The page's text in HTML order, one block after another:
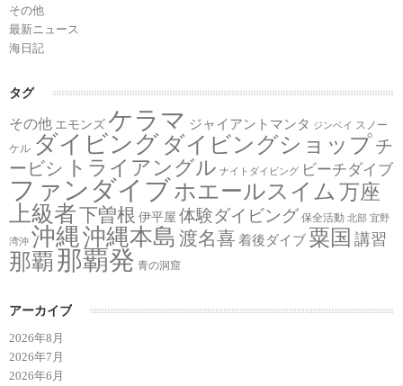
その他
最新ニュース
海日記
タグ
その他 エモンズ ケラマ ジャイアントマンタ ジンベイ スノー
ケル ダイビング ダイビングショップチ
ービシ トライアングル ナイトダイビング ビーチダイブ
ファンダイブホエールスイム 万座
上級者下曽根 伊平屋 体験ダイビング 保全活動 北部 宜野
湾沖 沖縄沖縄本島 渡名喜 着後ダイブ 粟国 講習
那覇 那覇発 青の洞窟
アーカイブ
2026年8月
2026年7月
2026年6月